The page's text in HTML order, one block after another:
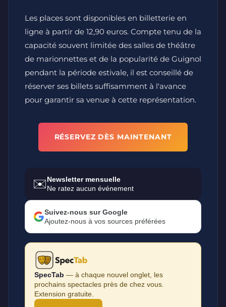
Les places sont disponibles en billetterie en
ligne à partir de 12,90 euros. Compte tenu de la
capacité souvent limitée des salles de théâtre
de marionnettes et de la popularité de Guignol
pendant la période estivale, il est conseillé de
réserver ses billets suffisamment à l'avance
pour garantir sa venue à cette représentation.
RÉSERVEZ DÈS MAINTENANT
✉️Newsletter mensuelle
Ne ratez aucun événement
Suivez-nous sur Google
Ajoutez-nous à vos sources préférées
SpecTab — à chaque nouvel onglet, les
prochains spectacles près de chez vous.
Extension gratuite.